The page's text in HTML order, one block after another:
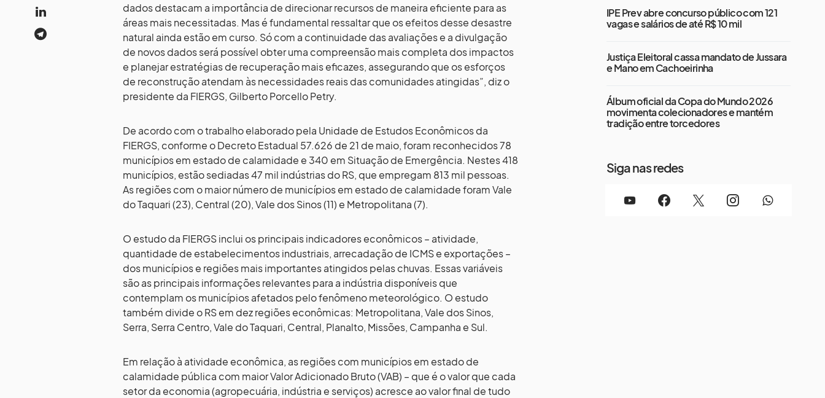
dados destacam a importância de direcionar recursos de maneira eficiente para as
áreas mais necessitadas. Mas é fundamental ressaltar que os efeitos desse desastre
natural ainda estão em curso. Só com a continuidade das avaliações e a divulgação
de novos dados será possível obter uma compreensão mais completa dos impactos
e planejar estratégias de recuperação mais eficazes, assegurando que os esforços
de reconstrução atendam às necessidades reais das comunidades atingidas”, diz o
presidente da FIERGS, Gilberto Porcello Petry.
De acordo com o trabalho elaborado pela Unidade de Estudos Econômicos da
FIERGS, conforme o Decreto Estadual 57.626 de 21 de maio, foram reconhecidos 78
municípios em estado de calamidade e 340 em Situação de Emergência. Nestes 418
municípios, estão sediadas 47 mil indústrias do RS, que empregam 813 mil pessoas.
As regiões com o maior número de municípios em estado de calamidade foram Vale
do Taquari (23), Central (20), Vale dos Sinos (11) e Metropolitana (7).
O estudo da FIERGS inclui os principais indicadores econômicos – atividade,
quantidade de estabelecimentos industriais, arrecadação de ICMS e exportações –
dos municípios e regiões mais importantes atingidos pelas chuvas. Essas variáveis
são as principais informações relevantes para a indústria disponíveis que
contemplam os municípios afetados pelo fenômeno meteorológico. O estudo
também divide o RS em dez regiões econômicas: Metropolitana, Vale dos Sinos,
Serra, Serra Centro, Vale do Taquari, Central, Planalto, Missões, Campanha e Sul.
Em relação à atividade econômica, as regiões com municípios em estado de
calamidade pública com maior Valor Adicionado Bruto (VAB) – que é o valor que cada
setor da economia (agropecuária, indústria e serviços) acresce ao valor final de tudo
IPE Prev abre concurso público com 121
vagas e salários de até R$ 10 mil
Justiça Eleitoral cassa mandato de Jussara
e Mano em Cachoeirinha
Álbum oficial da Copa do Mundo 2026
movimenta colecionadores e mantém
tradição entre torcedores
Siga nas redes